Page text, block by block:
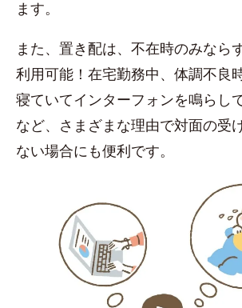
ます。
また、置き配は、不在時のみなら
利用可能！在宅勤務中、体調不良
寝ていてインターフォンを鳴らし
など、さまざまな理由で対面の受
ない場合にも便利です。